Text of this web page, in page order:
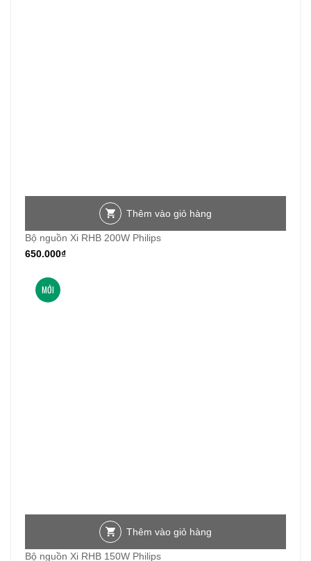
Thêm vào giỏ hàng
Bộ nguồn Xi RHB 200W Philips
650.000₫
MỚI
Thêm vào giỏ hàng
Bộ nguồn Xi RHB 150W Philips